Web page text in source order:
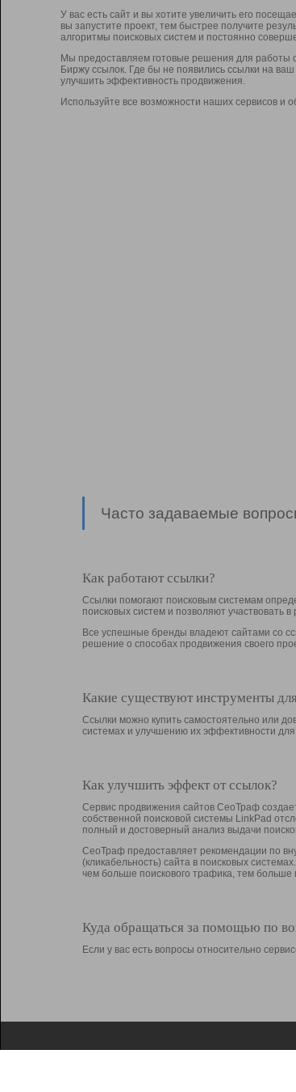
У вас есть сайт и вы хотите увеличить его
вы запустите проект, тем быстрее получите
алгоритмы поисковых систем и постоянно
Мы предоставляем готовые решения для работы
Биржу ссылок. Где бы не появились ссылки на
улучшить эффективность продвижения.
Используйте все возможности наших сервисов и
Часто задаваемые
Как работают ссылки?
Ссылки помогают поисковым системам
поисковых систем и позволяют участвовать
Все успешные бренды владеют сайтами со
решение о способах продвижения своего
Какие существуют инструменты
Ссылки можно купить самостоятельно или
системах и улучшению их эффективности для
Как улучшить эффект от ссылок?
Сервис продвижения сайтов СеоТраф
собственной поисковой системы LinkPad
полный и достоверный анализ выдачи
СеоТраф предоставляет рекомендации по
(кликабельность) сайта в поисковых
чем больше поискового трафика, тем
Куда обращаться за помощью по
Если у вас есть вопросы относительно